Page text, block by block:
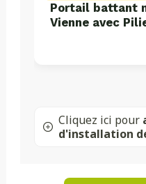
Portail battant
Vienne avec
Cliquez ici pour
d'installation